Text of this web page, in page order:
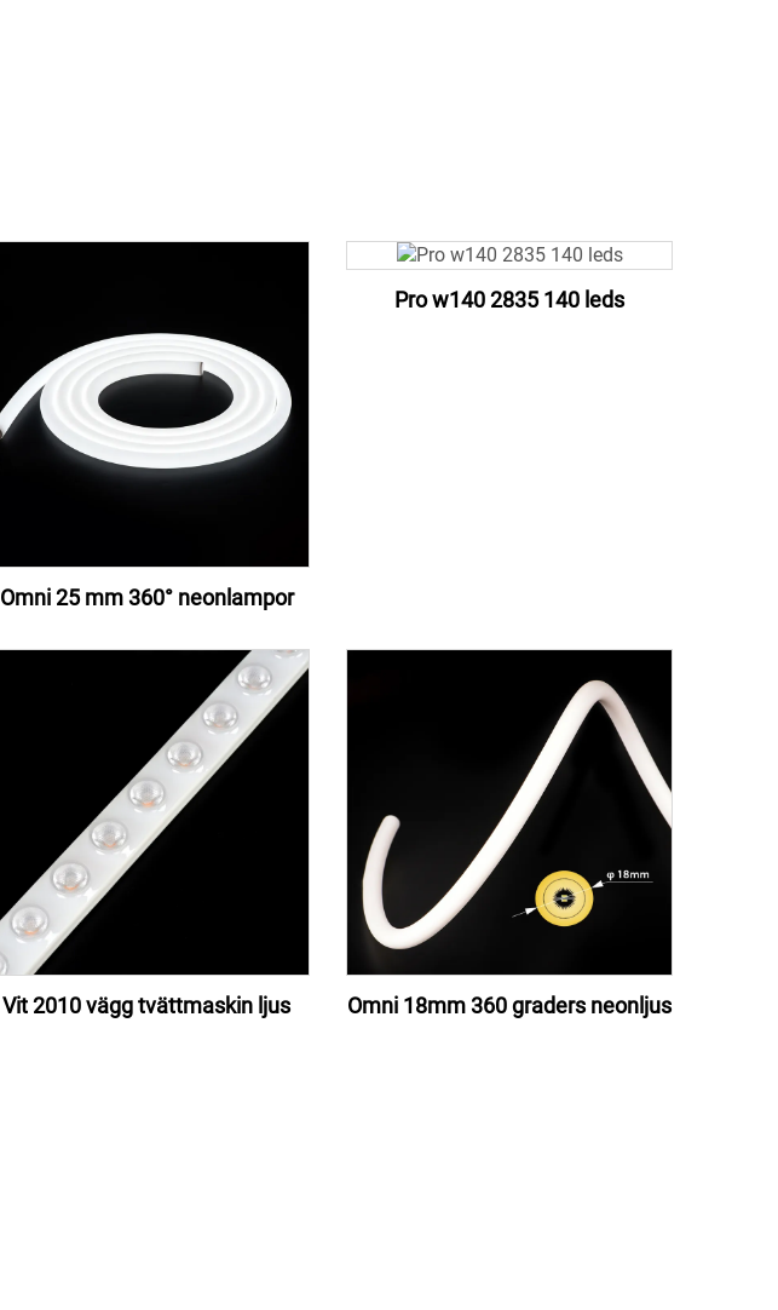
Omni 25 mm 360° neonlampor
Pro w140 2835 140 leds
Vit 2010 vägg tvättmaskin ljus Omni 18mm 360 graders neonljus